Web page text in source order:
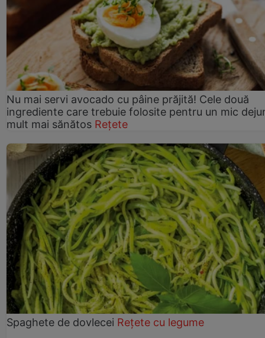
Nu mai servi avocado cu pâine prăjită! Cele două
ingrediente care trebuie folosite pentru un mic
mult mai sănătos Rețete
Spaghete de dovlecei Rețete cu legume